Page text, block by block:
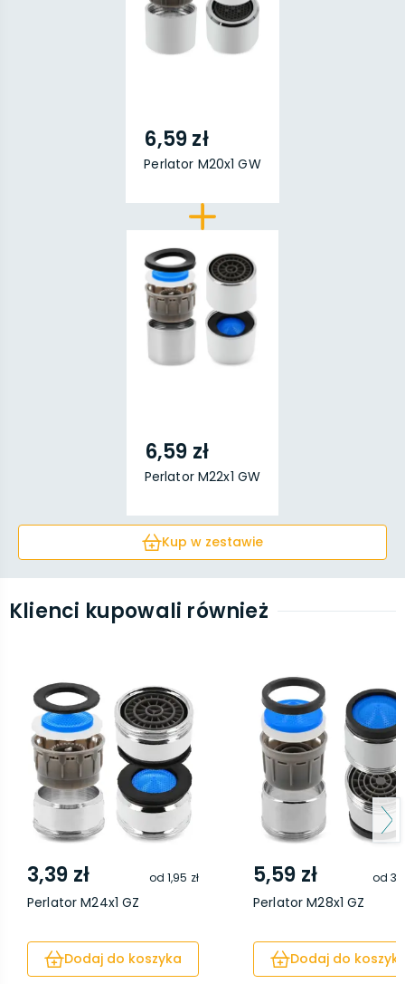
6,59 zł
Perlator M20x1 GW
6,59 zł
Perlator M22x1 GW
Kup w zestawie
Klienci kupowali również
3,39 zł od1,95 zł
Perlator M24x1 GZ
Dodaj do koszyka
5,59 zł od
Perlator M28x1 GZ
Dodaj do